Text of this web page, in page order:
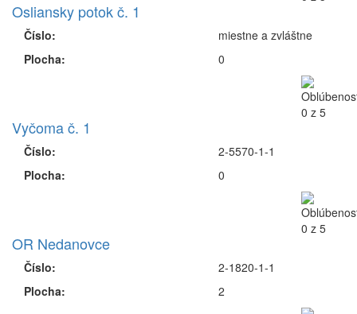
Osliansky potok č. 1
Číslo:
Plocha:
miestne a zvláštne
0
Vyčoma č. 1
Číslo:
Plocha:
2-5570-1-1
0
OR Nedanovce
Číslo:
Plocha:
2-1820-1-1
2